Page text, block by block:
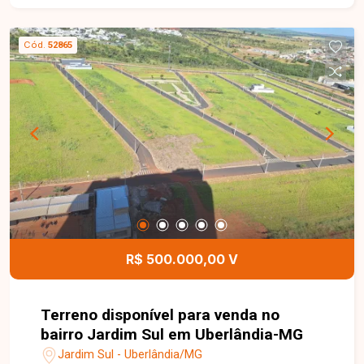
proporcionando excelentes possibilidades para a
construção de uma residência de alto padrão ou
para um empreendimento imobiliário. Sua
localização privilegiada dentro do bairro favorece
projetos modernos, funcionais e com excelente
aproveitamento do terreno. Esta é uma excelente
oportunidade para quem deseja construir o
imóvel dos sonhos ou investir em uma região
com grande potencial de crescimento e
valorização. Agende uma visita e venha conhecer
todos os detalhes deste excelente terreno no
bairro Verde Umuarama.
Cód. 52865
R$ 500.000,00 V
Terreno disponível para venda no
bairro Jardim Sul em Uberlândia-MG
Jardim Sul - Uberlândia/MG